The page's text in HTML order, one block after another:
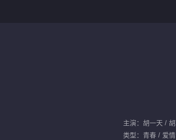
类型：青春 / 爱情